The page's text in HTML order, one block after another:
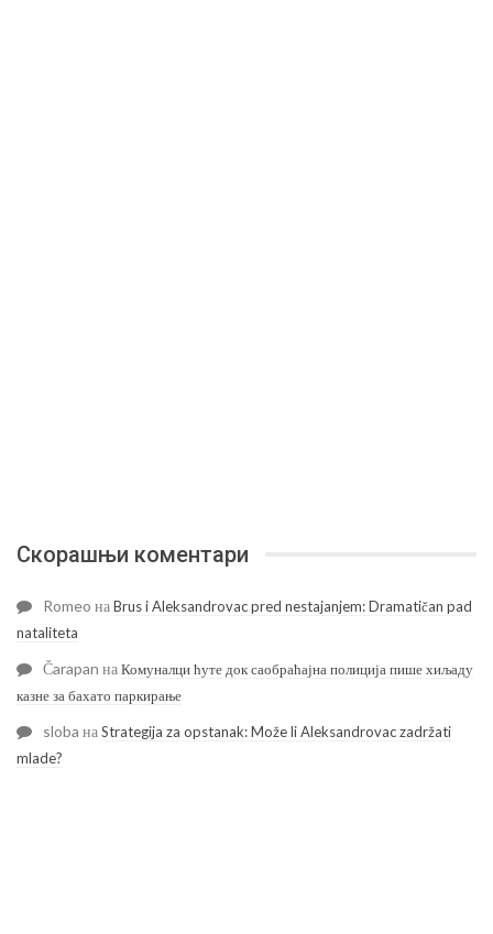
Скорашњи коментари
Romeo наBrus i Aleksandrovac pred nestajanjem: Dramatičan pad
nataliteta
Čarapan наКомуналци ћуте док саобраћајна полиција пише хиљаду
казне за бахато паркирање
sloba наStrategija za opstanak: Može li Aleksandrovac zadržati
mlade?